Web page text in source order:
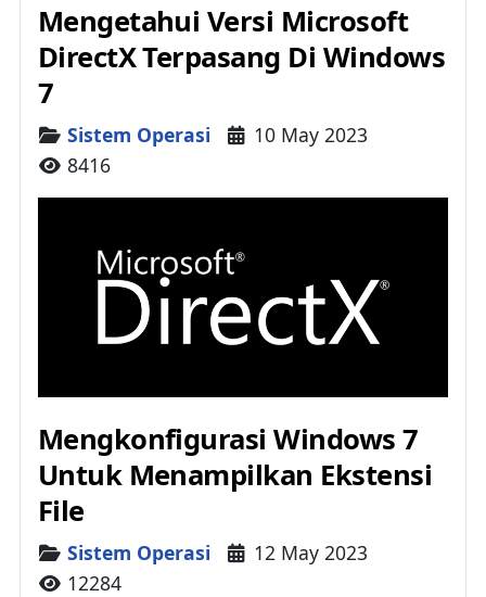
Mengetahui Versi Microsoft
DirectX Terpasang Di Windows
7
Details
Sistem Operasi
10 May 2023
8416
Mengkonfigurasi Windows 7
Untuk Menampilkan Ekstensi
File
Details
Sistem Operasi
12 May 2023
12284